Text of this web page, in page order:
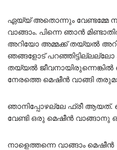
ഏയ്യ് അതൊന്നും വേണ്ടമ്മേ
വാങ്ങാം. പിന്നെ ഞാൻ
അറിയോ അമ്മക്ക് തയ്യൽ
ഞങ്ങളോട്
തയ്യൽ
നേരത്തെ മെഷീൻ വാങ്ങി
ഞാനിപ്പോഴല്ലേ ഫ്രീ ആയത്.
വേണ്ടി ഒരു മെഷീൻ വാങ്ങാനു
നാളെത്തന്നെ വാങ്ങാം